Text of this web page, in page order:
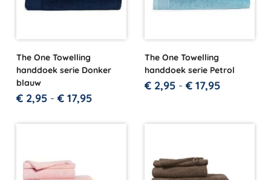
The One Towelling
handdoek serie Donker
blauw
€ 2,95 - € 17,95
The One Towelling
handdoek serie Petrol
€ 2,95 - € 17,95